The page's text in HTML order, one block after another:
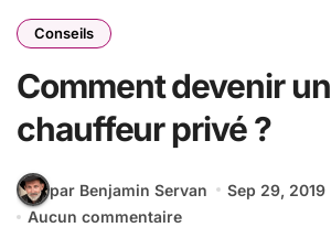
Conseils
Comment devenir un
chauffeur privé ?
par Benjamin Servan
Sep 29, 2019
Aucun commentaire